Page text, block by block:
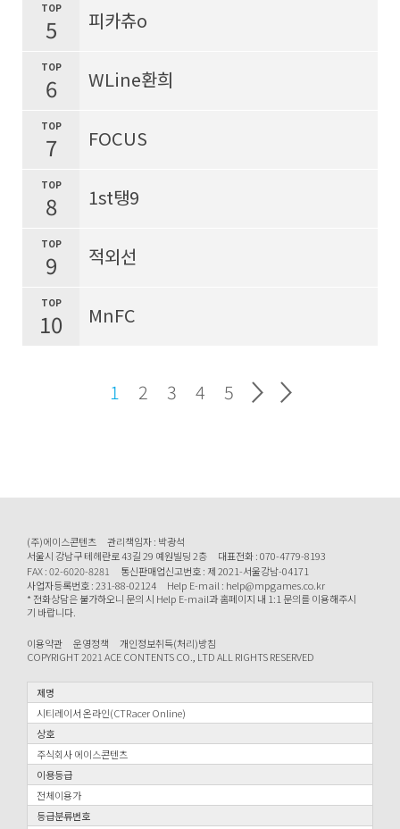
TOP
5 피카츄o
TOP
6 WLine환희
TOP
7 FOCUS
TOP
8 1st탱9
TOP
9 적외선
TOP
10 MnFC
1 2 3 4 5
(주)에이스콘텐츠
관리책임자 : 박광석
서울시 강남구 테헤란로 43길 29 예원빌딩 2층
대표전화 : 070-4779-8193
FAX : 02-6020-8281
통신판매업신고번호 : 제 2021-서울강남-04171
사업자등록번호 : 231-88-02124
Help E-mail : help@mpgames.co.kr
* 전화상담은 불가하오니 문의 시 Help E-mail과 홈페이지 내 1:1 문의를 이용해주시
기 바랍니다.
이용약관 운영정책
개인정보취득(처리)방침
COPYRIGHT 2021 ACE CONTENTS CO., LTD ALL RIGHTS RESERVED
제명
시티레이서 온라인(CTRacer Online)
상호
주식회사 에이스콘텐츠
이용등급
전체이용가
등급분류번호